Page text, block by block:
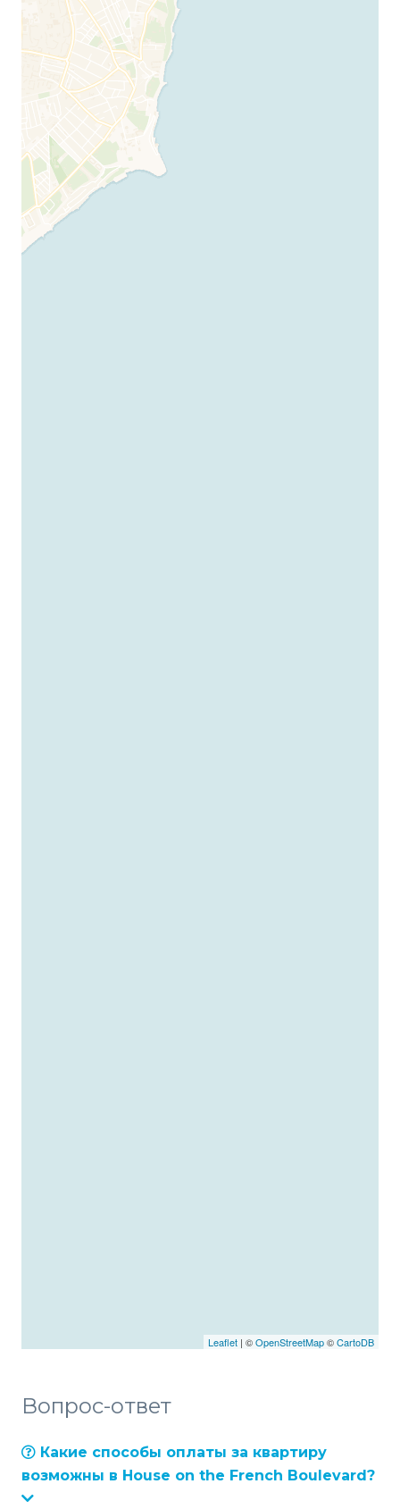
Leaflet | ©OpenStreetMap©CartoDB
Вопрос-ответ
Какие способы оплаты за квартиру
возможны в House on the French Boulevard?